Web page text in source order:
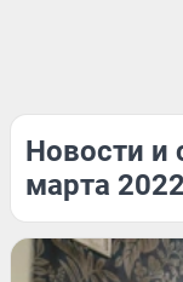
Новости и
марта 2022